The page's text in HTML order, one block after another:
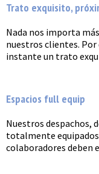
Trato exquisito,
Nada nos importa
nuestros clientes. Por
instante un trato
Espacios full equip
Nuestros despachos,
totalmente equipados
colaboradores deben